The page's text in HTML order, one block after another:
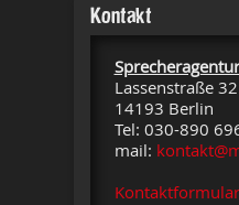
Kontakt
Lassenstraße 32
14193 Berlin
Tel: 030-890
mail:
Kontaktformular